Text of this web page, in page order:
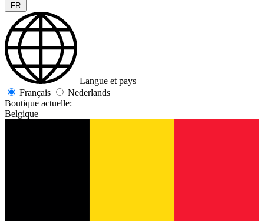
FR
Langue et pays
Français
Nederlands
Boutique actuelle:
Belgique